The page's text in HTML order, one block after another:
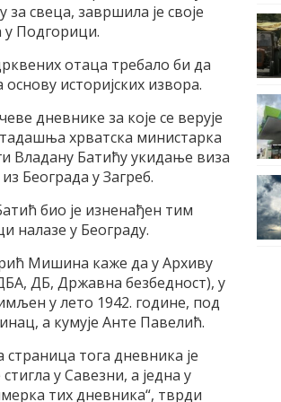
свеца, завршила је своје
у Подгорици.
отаца требало би да
историјских извора.
дневнике за које се верује
тадашња хрватска министарка
Владану Батићу укидање виза
Београда у Загреб.
био је изненађен тим
налазе у Београду.
Мишина каже да у Архиву
ДБ, Државна безбедност), у
у лето 1942. године, под
а кумује Анте Павелић.
страница тога дневника је
у Савезни, а једна у
тих дневника“, тврди